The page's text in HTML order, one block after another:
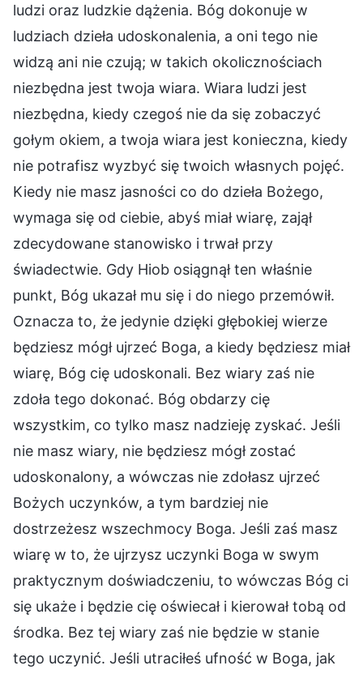
ludzi oraz ludzkie dążenia. Bóg dokonuje w
ludziach dzieła udoskonalenia, a oni tego nie
widzą ani nie czują; w takich okolicznościach
niezbędna jest twoja wiara. Wiara ludzi jest
niezbędna, kiedy czegoś nie da się zobaczyć
gołym okiem, a twoja wiara jest konieczna, kiedy
nie potrafisz wyzbyć się twoich własnych pojęć.
Kiedy nie masz jasności co do dzieła Bożego,
wymaga się od ciebie, abyś miał wiarę, zajął
zdecydowane stanowisko i trwał przy
świadectwie. Gdy Hiob osiągnął ten właśnie
punkt, Bóg ukazał mu się i do niego przemówił.
Oznacza to, że jedynie dzięki głębokiej wierze
będziesz mógł ujrzeć Boga, a kiedy będziesz miał
wiarę, Bóg cię udoskonali. Bez wiary zaś nie
zdoła tego dokonać. Bóg obdarzy cię
wszystkim, co tylko masz nadzieję zyskać. Jeśli
nie masz wiary, nie będziesz mógł zostać
udoskonalony, a wówczas nie zdołasz ujrzeć
Bożych uczynków, a tym bardziej nie
dostrzeżesz wszechmocy Boga. Jeśli zaś masz
wiarę w to, że ujrzysz uczynki Boga w swym
praktycznym doświadczeniu, to wówczas Bóg ci
się ukaże i będzie cię oświecał i kierował tobą od
środka. Bez tej wiary zaś nie będzie w stanie
tego uczynić. Jeśli utraciłeś ufność w Boga, jak